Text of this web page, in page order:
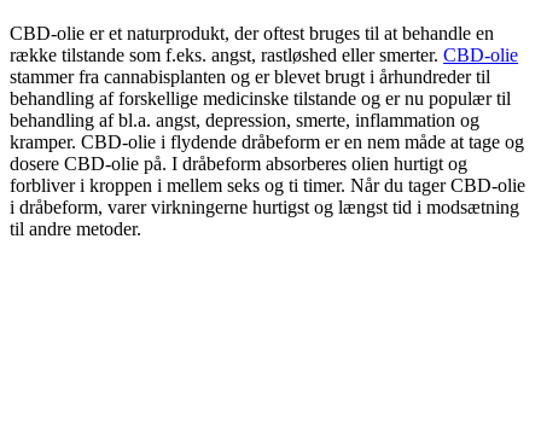
CBD-olie er et naturprodukt, der oftest bruges til at behandle en
række tilstande som f.eks. angst, rastløshed eller smerter. CBD-olie
stammer fra cannabisplanten og er blevet brugt i århundreder til
behandling af forskellige medicinske tilstande og er nu populær til
behandling af bl.a. angst, depression, smerte, inflammation og
kramper. CBD-olie i flydende dråbeform er en nem måde at tage og
dosere CBD-olie på. I dråbeform absorberes olien hurtigt og
forbliver i kroppen i mellem seks og ti timer. Når du tager CBD-olie
i dråbeform, varer virkningerne hurtigst og længst tid i modsætning
til andre metoder.